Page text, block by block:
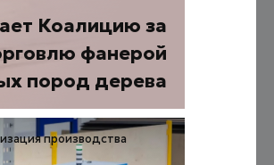
Коалицию за
фанерой
пород дерева
производства